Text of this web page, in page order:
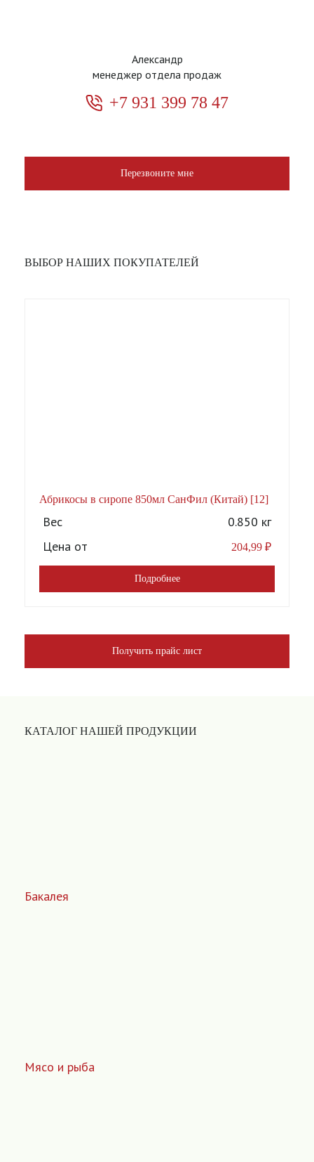
Александр
менеджер отдела продаж
+7 931 399 78 47
Перезвоните мне
ВЫБОР НАШИХ ПОКУПАТЕЛЕЙ
Абрикосы в сиропе 850мл СанФил (Китай) [12]
Вес
0.850 кг
Цена от
204,99 ₽
Подробнее
Получить прайс лист
КАТАЛОГ НАШЕЙ ПРОДУКЦИИ
Бакалея
Мясо и рыба